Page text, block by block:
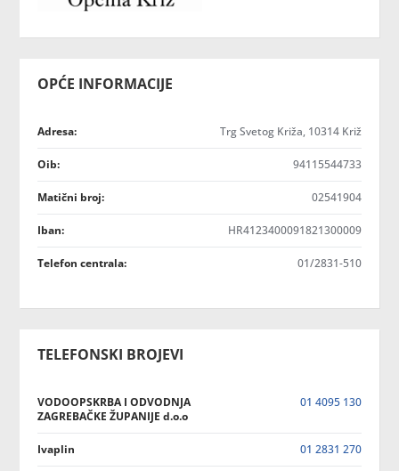
OPĆE INFORMACIJE
Adresa: Trg Svetog Križa, 10314 Križ
Oib: 94115544733
Matični broj: 02541904
Iban: HR4123400091821300009
Telefon centrala: 01/2831-510
TELEFONSKI BROJEVI
VODOOPSKRBA I ODVODNJA
ZAGREBAČKE ŽUPANIJE d.o.o
01 4095 130
Ivaplin 01 2831 270